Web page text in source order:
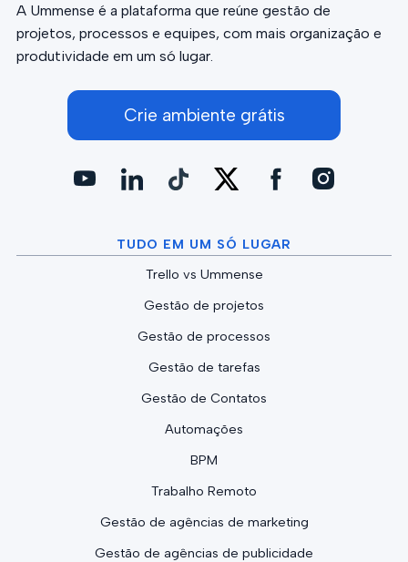
A Ummense é a plataforma que reúne gestão de
projetos, processos e equipes, com mais organização e
produtividade em um só lugar.
Crie ambiente grátis
TUDO EM UM SÓ LUGAR
Trello vs Ummense
Gestão de projetos
Gestão de processos
Gestão de tarefas
Gestão de Contatos
Automações
BPM
Trabalho Remoto
Gestão de agências de marketing
Gestão de agências de publicidade